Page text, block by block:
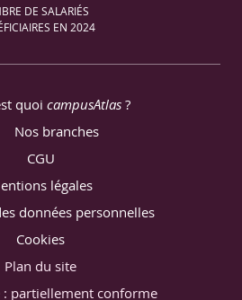
DE SALARIÉS
EN 2024
quoi campusAtlas ?
Nos branches
CGU
légales
données personnelles
Cookies
Plan du site
: partiellement conforme